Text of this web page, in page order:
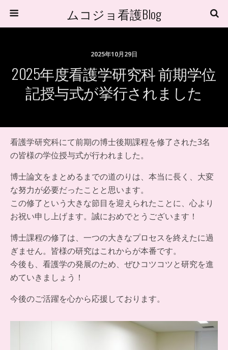
ムコジョ看護Blog
2025年10月29日
2025年度看護学研究科 前期学位
記授与式が挙行されました
看護学研究科にて前期の博士後期課程を修了された3名
の皆様の学位授与式が行われました。
博士論文をまとめるまでの道のりは、本当に長く、大変
な努力が必要だったことと思います。
この修了という大きな節目を迎えられたことに、心より
お祝い申し上げます。誠におめでとうございます！
博士課程の修了は、一つの大きなプロセスを終えたに過
ぎません。皆様の研究はこれからが本番です。
今後も、看護学の発展のため、ぜひコツコツと研究を進
めていきましょう！
今後のご活躍を心から応援しております。